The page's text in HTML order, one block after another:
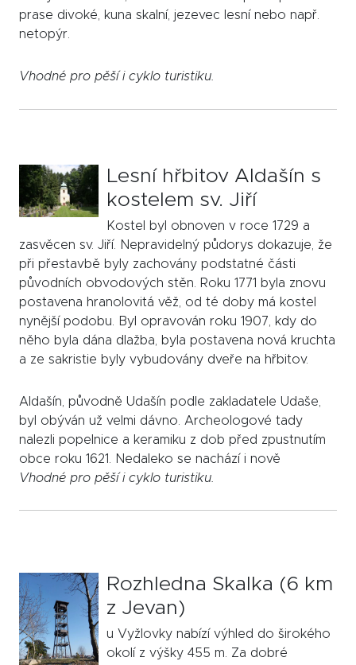
prase divoké, kuna skalní, jezevec lesní nebo např.
netopýr.
Vhodné pro pěší i cyklo turistiku.
Lesní hřbitov Aldašín s
kostelem sv. Jiří
Kostel byl obnoven v roce 1729 a
zasvěcen sv. Jiří. Nepravidelný půdorys dokazuje, že
při přestavbě byly zachovány podstatné části
původních obvodových stěn. Roku 1771 byla znovu
postavena hranolovitá věž, od té doby má kostel
nynější podobu. Byl opravován roku 1907, kdy do
něho byla dána dlažba, byla postavena nová kruchta
a ze sakristie byly vybudovány dveře na hřbitov.
Aldašín, původně Udašín podle zakladatele Udaše,
byl obýván už velmi dávno. Archeologové tady
nalezli popelnice a keramiku z dob před zpustnutím
obce roku 1621. Nedaleko se nachází i nově
Vhodné pro pěší i cyklo turistiku.
Rozhledna Skalka (6 km
z Jevan)
u Vyžlovky nabízí výhled do širokého
okolí z výšky 455 m. Za dobré